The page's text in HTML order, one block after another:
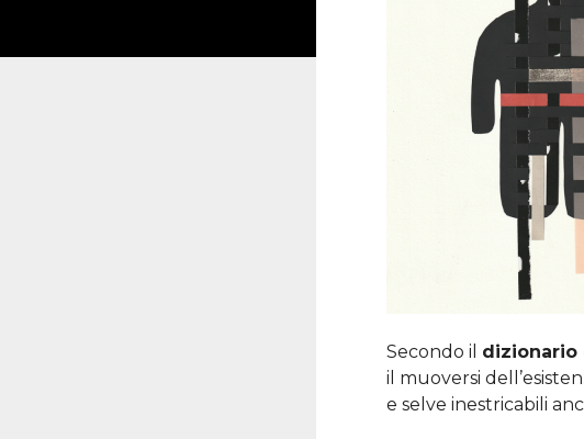
Secondo il dizionario
il muoversi
e selve inestricabili